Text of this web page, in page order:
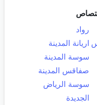
رواد
اريانة المدينة
سوسة المدينة
صفاقس المدينة
سوسة الرياض
الجديدة